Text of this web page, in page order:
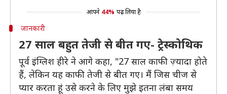
आपने 44% पढ़ लिया है
जानकारी
27 साल बहुत तेजी से बीत गए- ट्रेस्कोथिक
पूर्व इंग्लिश हीरे ने आगे कहा, "27 साल काफी ज़्यादा होते
हैं, लेकिन यह काफी तेजी से बीत गए। मैं जिस चीज से
प्यार करता हूं उसे करने के लिए मुझे इतना लंबा समय